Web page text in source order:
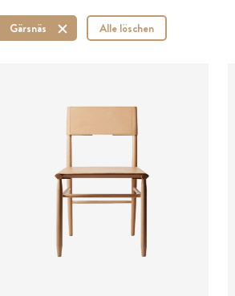
Gärsnäs Alle löschen